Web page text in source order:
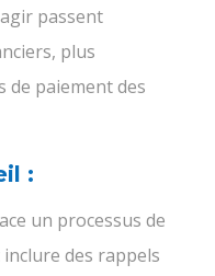
passent
plus
de paiement des
:
un processus de
des rappels